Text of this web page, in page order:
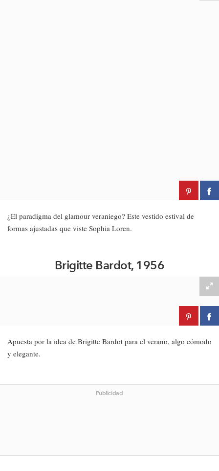
¿El paradigma del glamour veraniego? Este vestido estival de
formas ajustadas que viste Sophia Loren.
Brigitte Bardot, 1956
Apuesta por la idea de Brigitte Bardot para el verano, algo cómodo
y elegante.
Publicidad